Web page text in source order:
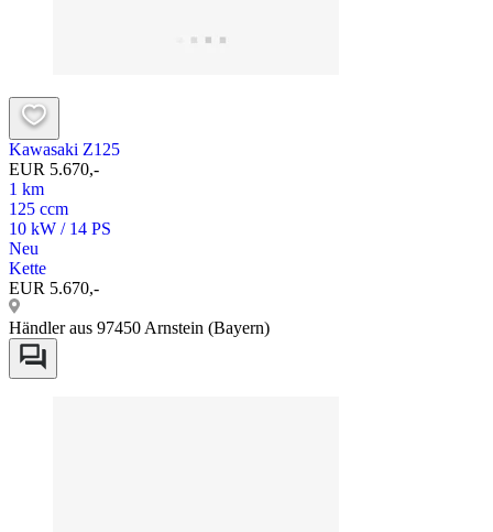
Kawasaki Z125
EUR 5.670,-
1 km
125 ccm
10 kW / 14 PS
Neu
Kette
EUR 5.670,-
Händler aus 97450 Arnstein (Bayern)